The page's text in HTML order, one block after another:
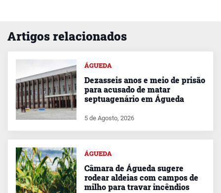
Artigos relacionados
ÁGUEDA
Dezasseis anos e meio de prisão
para acusado de matar
septuagenário em Águeda
5 de Agosto, 2026
ÁGUEDA
Câmara de Águeda sugere
rodear aldeias com campos de
milho para travar incêndios